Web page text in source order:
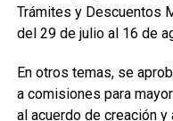
Trámites y Descuentos
del 29 de julio al 16 de
En otros temas, se
a comisiones para
al acuerdo de creación